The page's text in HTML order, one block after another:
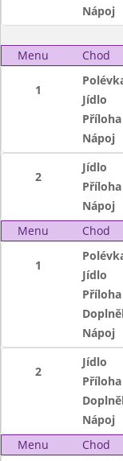
Nápoj
Menu Chod
1
Jídlo
Příloha
Nápoj
2
Jídlo
Příloha
Nápoj
Menu
Chod
1
Jídlo
Příloha
Nápoj
2
Jídlo
Příloha
Nápoj
Menu
Chod